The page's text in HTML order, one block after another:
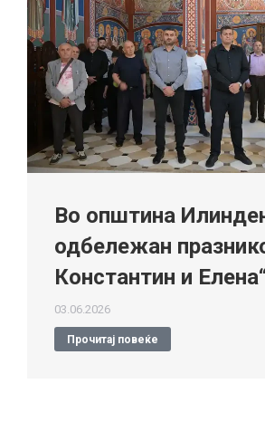
Во општина
одбележан
Константин и
03.06.2026
Прочитај повеќе